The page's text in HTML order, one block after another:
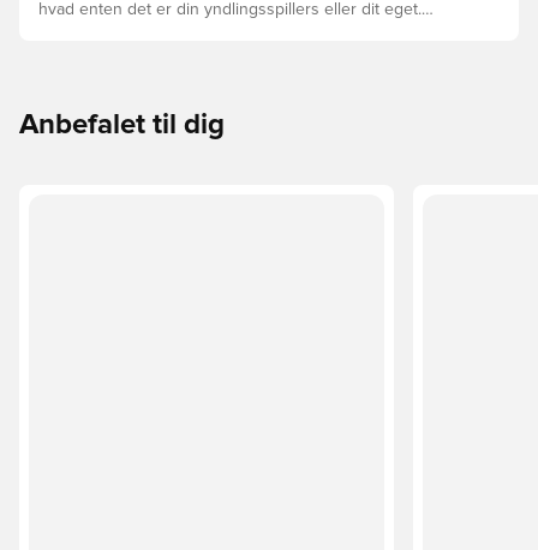
hvad enten det er din yndlingsspillers eller dit eget.
Anbefalet til dig